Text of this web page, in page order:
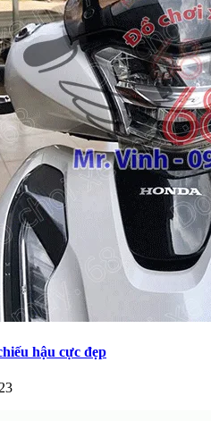
hậu cực đẹp